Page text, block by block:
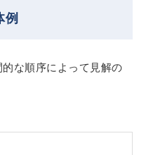
例
な順序によって見解の